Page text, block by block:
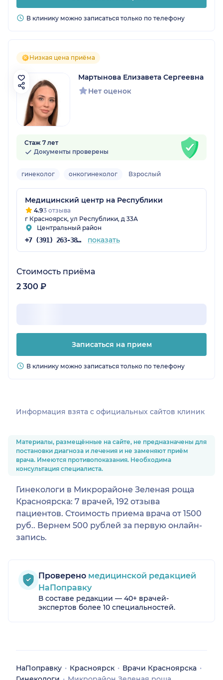
В клинику можно записаться только по телефону
Низкая цена приёма
Мартынова Елизавета Сергеевна
Нет оценок
Стаж 7 лет
Документы проверены
гинеколог онкогинеколог Взрослый
Медицинский центр на Республики
4.93 отзыва
г Красноярск, ул Республики, д 33А
Центральный район
+7 (391) 263-38-41 показать
Стоимость приёма
2 300 ₽
Записаться на прием
В клинику можно записаться только по телефону
Информация взята c официальных сайтов клиник
Материалы, размещённые на сайте, не предназначены для
постановки диагноза и лечения и не заменяют приём
врача. Имеются противопоказания. Необходима
консультация специалиста.
Гинекологи в Микрорайоне Зеленая роща
Красноярска: 7 врачей, 192 отзыва
пациентов. Стоимость приема врача от 1500
руб.. Вернем 500 рублей за первую онлайн-
запись.
Проверено медицинской редакцией
НаПоправку
В составе редакции — 40+ врачей-
экспертов более 10 специальностей.
НаПоправку Красноярск
Врачи Красноярска